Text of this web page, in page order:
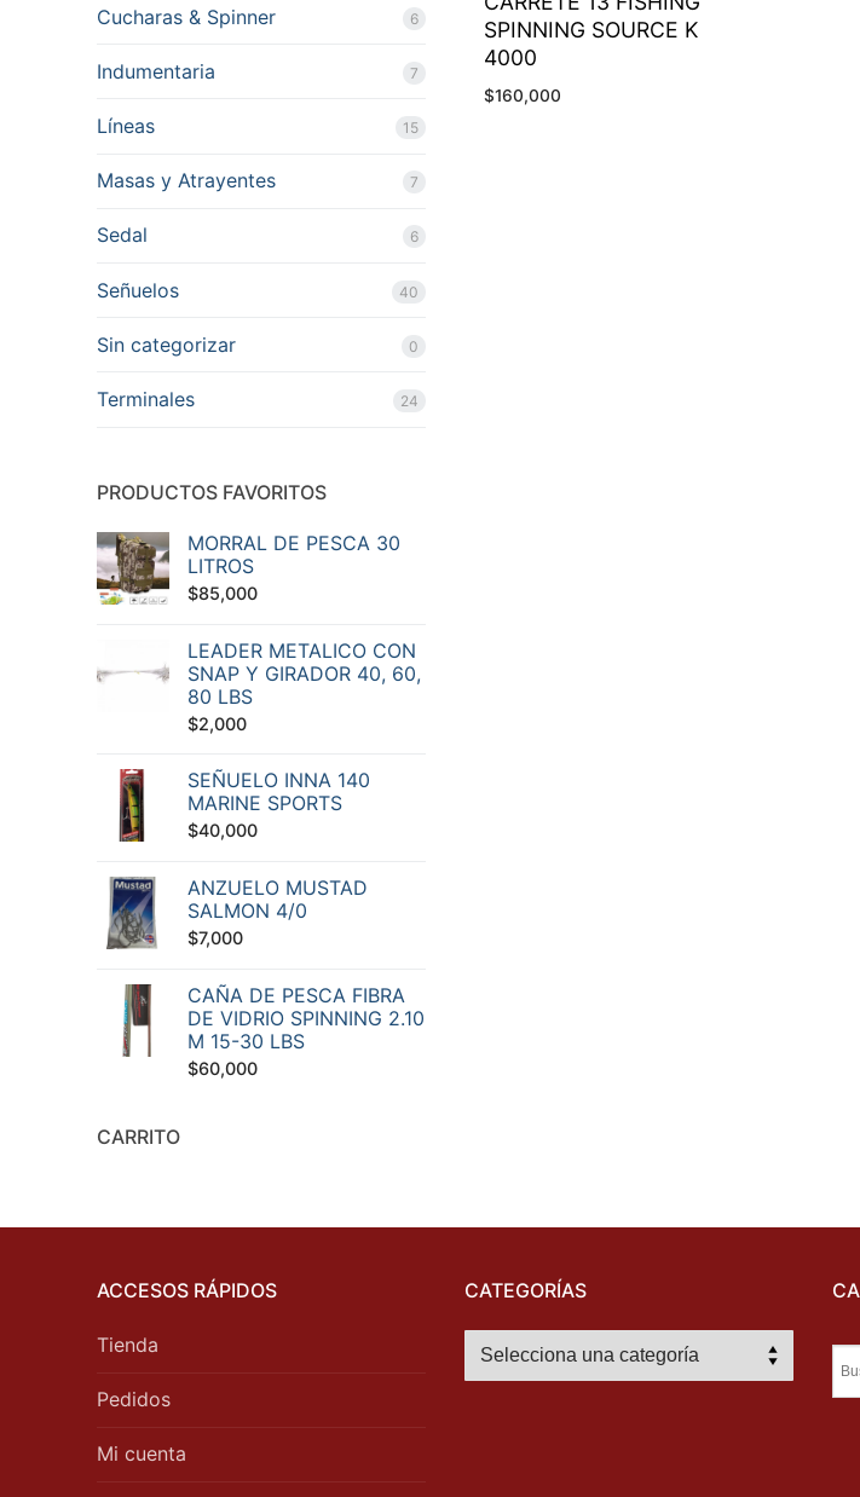
SPINNING SOURCE K
4000
$160,000
Cucharas & Spinner 6
Indumentaria 7
Líneas 15
Masas y Atrayentes 7
Sedal 6
Señuelos 40
Sin categorizar 0
Terminales 24
PRODUCTOS FAVORITOS
MORRAL DE PESCA 30
LITROS
$85,000
LEADER METALICO CON
SNAP Y GIRADOR 40, 60,
80 LBS
$2,000
SEÑUELO INNA 140
MARINE SPORTS
$40,000
ANZUELO MUSTAD
SALMON 4/0
$7,000
CAÑA DE PESCA FIBRA
DE VIDRIO SPINNING 2.10
M 15-30 LBS
$60,000
CARRITO
ACCESOS RÁPIDOS
Tienda
Pedidos
Mi cuenta
CATEGORÍAS